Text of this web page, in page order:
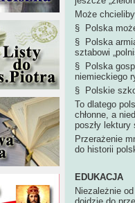
Może
§ Polska
§ Polska
sztabowi
§ Polska
niemieckiego
§ Polskie
To dlatego
chłonne, a
poszły lektury
Przerażenie
do historii
EDUKACJA
Niezależnie